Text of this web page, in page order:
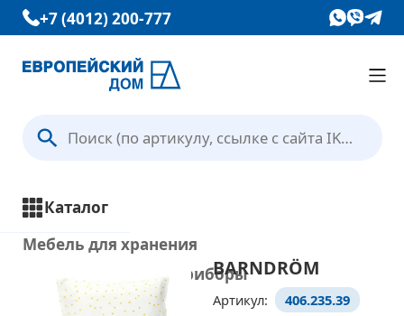
+7 (4012) 200-777
Каталог
Вопрос — Ответ
Отзывы
Контакты
Каталог
Мебель для хранения
Кухни и кухонные приборы
Столы и стулья
BARNDRÖM
Артикул:
406.235.39